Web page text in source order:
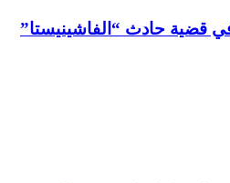
قضية حادث “الفاشينيستا”